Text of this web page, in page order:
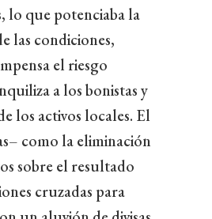
lo que potenciaba la
las condiciones,
el riesgo
a los bonistas y
los activos locales. El
como la eliminación
sobre el resultado
cruzadas para